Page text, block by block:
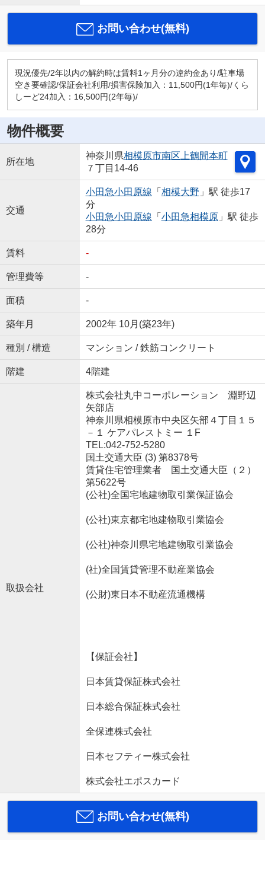
お問い合わせ(無料)
現況優先/2年以内の解約時は賃料1ヶ月分の違約金あり/駐車場
空き要確認/保証会社利用/損害保険加入：11,500円(1年毎)/くら
しーど24加入：16,500円(2年毎)/
物件概要
所在地
神奈川県相模原市南区 上鶴間本町
７丁目14-46
交通
小田急小田原線 「 相模大野 」駅 徒歩17
分
小田急小田原線 「 小田急相模原」駅 徒歩
28分
賃料 -
管理費等 -
面積 -
築年月 2002年 10月(築23年)
種別 / 構造 マンション / 鉄筋コンクリート
階建 4階建
取扱会社
株式会社丸中コーポレーション 淵野辺
矢部店
神奈川県相模原市中央区矢部４丁目１５
－１ ケアパレストミー １F
TEL:042-752-5280
国土交通大臣 (3) 第8378号
賃貸住宅管理業者 国土交通大臣（２）
第5622号
(公社)全国宅地建物取引業保証協会
(公社)東京都宅地建物取引業協会
(公社)神奈川県宅地建物取引業協会
(社)全国賃貸管理不動産業協会
(公財)東日本不動産流通機構
【保証会社】
日本賃貸保証株式会社
日本総合保証株式会社
全保連株式会社
日本セフティー株式会社
株式会社エポスカード
お問い合わせ(無料)